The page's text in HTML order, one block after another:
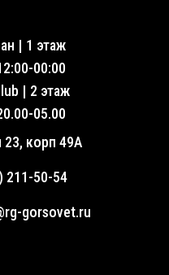
| 1 этаж
00:00
| 2 этаж
05.00
23, корп 49А
211-50-54
gorsovet.ru